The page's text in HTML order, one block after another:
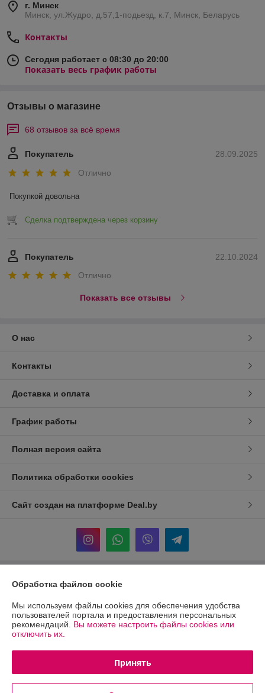
г. Минск
Минск, ул.Жудро, д.57,1-подьезд, к.7, Минск, Беларусь
Контакты
Сегодня работает с 08:30 до 20:00
Показать весь график работы
Отзывы о магазине
68 отзывов за всё время
28.09.2025
Покупатель
Отлично
Покупкой довольна
Сделка подтверждена через корзину
22.10.2024
Покупатель
Отлично
Показать все отзывы
О нас
Контакты
Доставка и оплата
График работы
Полная версия сайта
Политика обработки cookies
Сайт создан на платформе Deal.by
Информация для покупателя
Юридическое лицо:ЧТПУП "Грандгифт"
Минск, ул.Жудро, д.57,1-подьезд, к.7 -
Регистрационный номер ЕГР: 191012035
УНП: 191012035
Регистрационный орган: Мингорисполком от 03.04.2008
Дата регистрации компании: 17.10.2016
Обработка файлов cookie
Мы используем файлы cookies для обеспечения удобства
пользователей портала и предоставления персональных
рекомендаций. Вы можете настроить файлы cookies или
отключить их.
Принять